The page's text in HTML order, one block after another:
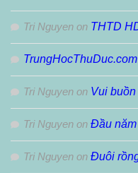
Tri Nguyen on THTD
TrungHocThuDuc.com
Tri Nguyen on Vui
Tri Nguyen on Đầu
Tri Nguyen on Đuôi